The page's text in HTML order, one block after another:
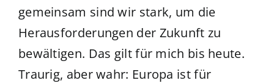
gemeinsam sind wir stark, um die
Herausforderungen der Zukunft zu
bewältigen. Das gilt für mich bis heute.
Traurig, aber wahr: Europa ist für